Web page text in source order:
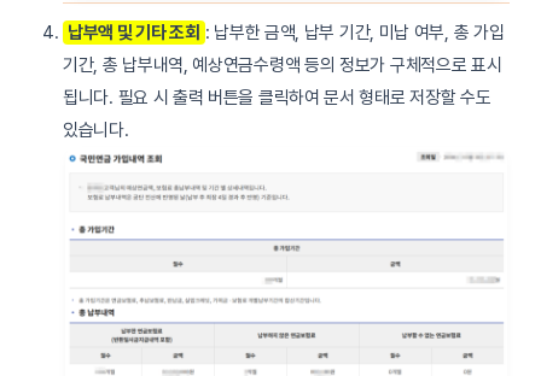
납부액 및 기타 조회 : 납부한 금액, 납부 기간, 미납 여부, 총 가입
기간, 총 납부내역, 예상연금수령액 등의 정보가 구체적으로 표시
됩니다. 필요 시 출력 버튼을 클릭하여 문서 형태로 저장할 수도
있습니다.